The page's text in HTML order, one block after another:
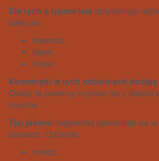
Dla tych z typem lata optymalnym
takie jak:
lawenda,
błękit,
mięta.
Kosmetyki w tych odcieniach
Osoby te powinny trzymać się z daleka
kolorów.
Typ jesieni najpiękniej prezentuje się
barwach. Odcienie:
miedzi,